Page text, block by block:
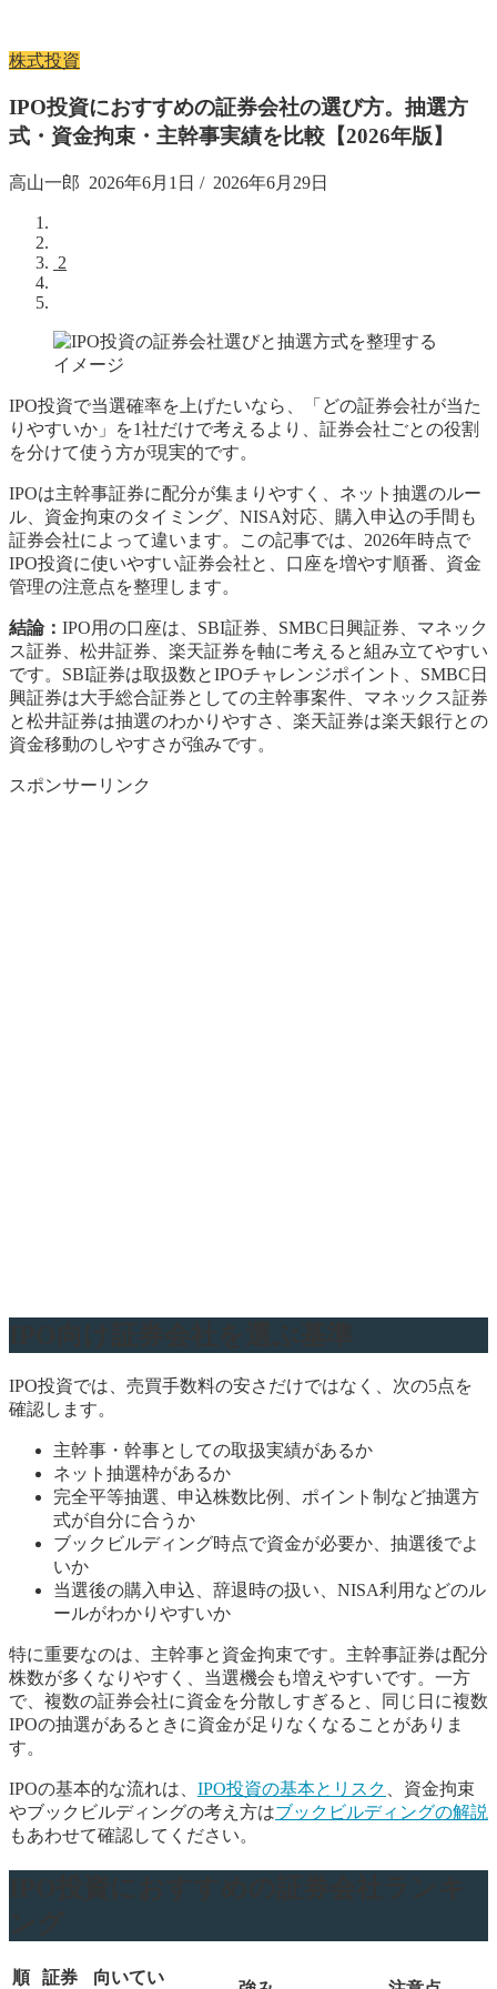
株式投資
IPO投資におすすめの証券会社の選び方。抽選方
式・資金拘束・主幹事実績を比較【2026年版】
高山一郎 2026年6月1日 / 2026年6月29日
2
IPO投資で当選確率を上げたいなら、「どの証券会社が当た
りやすいか」を1社だけで考えるより、証券会社ごとの役割
を分けて使う方が現実的です。
IPOは主幹事証券に配分が集まりやすく、ネット抽選のルー
ル、資金拘束のタイミング、NISA対応、購入申込の手間も
証券会社によって違います。この記事では、2026年時点で
IPO投資に使いやすい証券会社と、口座を増やす順番、資金
管理の注意点を整理します。
結論： IPO用の口座は、SBI証券、SMBC日興証券、マネック
ス証券、松井証券、楽天証券を軸に考えると組み立てやすい
です。SBI証券は取扱数とIPOチャレンジポイント、SMBC日
興証券は大手総合証券としての主幹事案件、マネックス証券
と松井証券は抽選のわかりやすさ、楽天証券は楽天銀行との
資金移動のしやすさが強みです。
スポンサーリンク
IPO投資では、売買手数料の安さだけではなく、次の5点を
確認します。
主幹事・幹事としての取扱実績があるか
ネット抽選枠があるか
完全平等抽選、申込株数比例、ポイント制など抽選方
式が自分に合うか
ブックビルディング時点で資金が必要か、抽選後でよ
いか
当選後の購入申込、辞退時の扱い、NISA利用などのル
ールがわかりやすいか
特に重要なのは、主幹事と資金拘束です。主幹事証券は配分
株数が多くなりやすく、当選機会も増えやすいです。一方
で、複数の証券会社に資金を分散しすぎると、同じ日に複数
IPOの抽選があるときに資金が足りなくなることがありま
す。
IPOの基本的な流れは、 IPO投資の基本とリスク
、資金拘束
やブックビルディングの考え方はブックビルディングの解説
もあわせて確認してください。
順 証券 向いてい